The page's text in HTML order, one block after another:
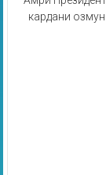
кардани